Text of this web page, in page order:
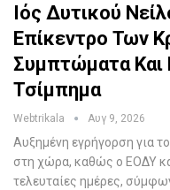
Ιός Δυτικού
Επίκεντρο Των
Συμπτώματα
Τσίμπημα
Webtrikala Αυγ 9, 2026
Αυξημένη εγρήγορση για
στη χώρα, καθώς ο ΕΟΔΥ
τελευταίες ημέρες,